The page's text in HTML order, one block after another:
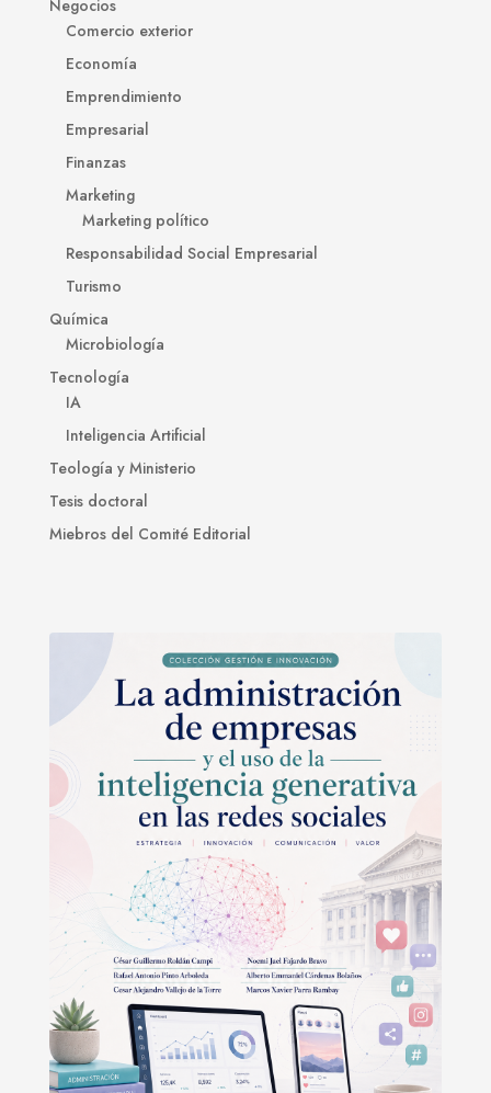
Negocios
Comercio exterior
Economía
Emprendimiento
Empresarial
Finanzas
Marketing
Marketing político
Responsabilidad Social Empresarial
Turismo
Química
Microbiología
Tecnología
IA
Inteligencia Artificial
Teología y Ministerio
Tesis doctoral
Miebros del Comité Editorial